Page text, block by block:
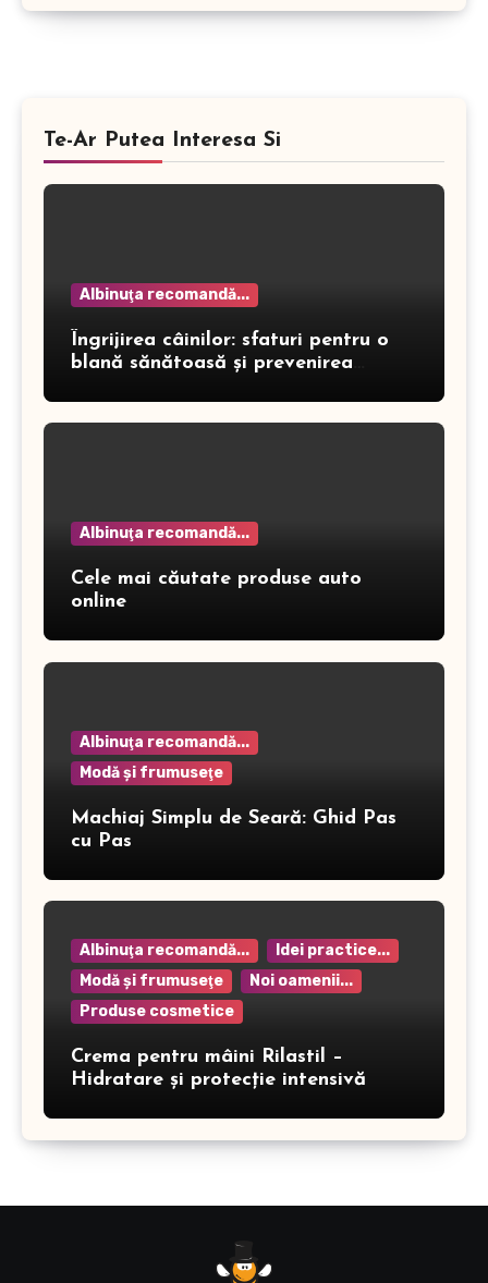
Te-Ar Putea Interesa Si
Albinuţa recomandă...
Îngrijirea câinilor: sfaturi pentru o
blană sănătoasă și prevenirea
Albinuţa recomandă...
Cele mai căutate produse auto
online
Albinuţa recomandă...
Modă şi frumuseţe
Machiaj Simplu de Seară: Ghid Pas
cu Pas
Albinuţa recomandă...
Idei practice...
Modă şi frumuseţe
Noi oamenii...
Produse cosmetice
Crema pentru mâini Rilastil –
Hidratare și protecție intensivă